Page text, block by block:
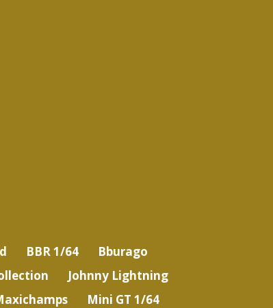
BBR 1/64
Bburago
Johnny Lightning
Mini GT 1/64